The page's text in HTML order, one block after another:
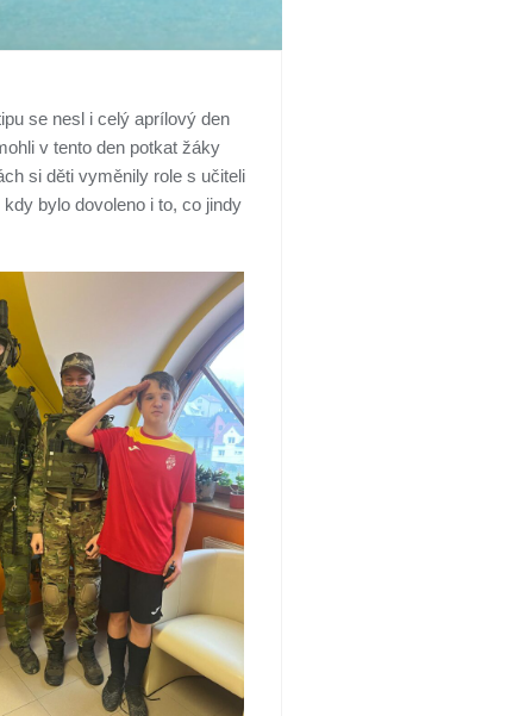
se nesl i celý aprílový den
v tento den potkat žáky
si děti vyměnily role s učiteli
bylo dovoleno i to, co jindy